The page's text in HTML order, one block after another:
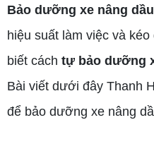
Bảo dưỡng xe nâng dầu
hiệu suất làm việc và
biết cách tự bảo dưỡng
Bài viết dưới đây Thanh
để bảo dưỡng xe nâng